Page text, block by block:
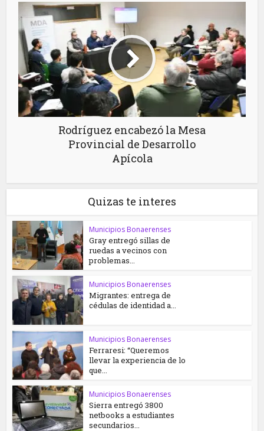
Rodríguez encabezó la Mesa
Provincial de Desarrollo
Apícola
Quizas te interes
Municipios Bonaerenses
Gray entregó sillas de
ruedas a vecinos con
problemas...
Municipios Bonaerenses
Migrantes: entrega de
cédulas de identidad a...
Municipios Bonaerenses
Ferraresi: “Queremos
llevar la experiencia de lo
que...
Municipios Bonaerenses
Sierra entregó 3800
netbooks a estudiantes
secundarios...